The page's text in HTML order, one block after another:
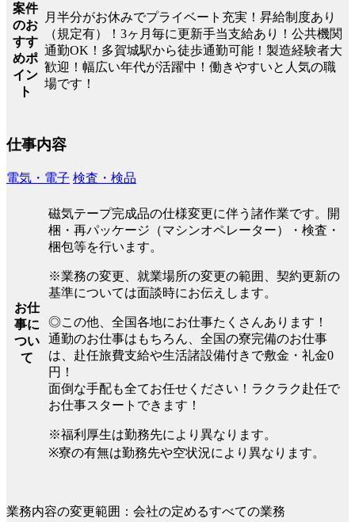
案件
のお
すす
めポ
イン
ト
月半分がお休みでプライベート充実！昇給制度あり
（規定有）！3ヶ月毎に更新手当支給あり！公共機関
通勤OK！多賀城駅から徒歩通勤可能！製造経験者大
歓迎！幅広い年代が活躍中！働きやすいと人気の職
場です！
仕事内容
電気・電子 検査・検品
お仕
事に
つい
て
磁気テープ完成品の仕様変更に伴う諸作業です。開
梱・再パッケージ（マシンオペレーター）・検査・
梱包等を行います。
※業務の変更、就業場所の変更の範囲、契約更新の
基準については面談時にお伝えします。
◎この他、全国各地にお仕事たくさんあります！
通勤のお仕事はもちろん、全国の寮完備のお仕事
は、赴任旅費支給や生活諸設備付きで敷金・礼金0
円！
面倒な手配も全てお任せください！ラクラク赴任で
お仕事スタートできます！
※福利厚生は勤務先により異なります。
※寮の有無は勤務先や空状況により異なります。
業務内容の変更範囲：会社の定めるすべての業務